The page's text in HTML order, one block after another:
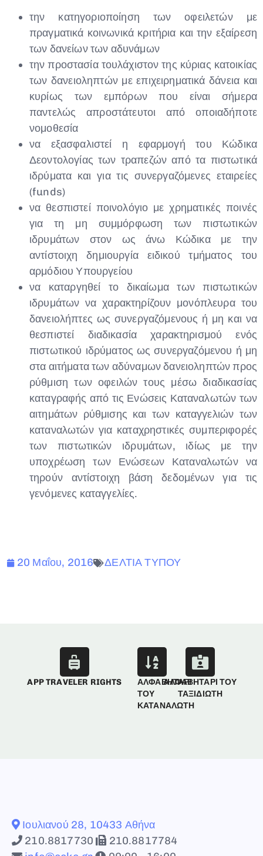
την κατηγοριοποίηση των οφειλετών με
πραγματικά κοινωνικά κριτήρια και την εξαίρεση
των δανείων των αδυνάμων
την προστασία τουλάχιστον της κύριας κατοικίας
των δανειοληπτών με επιχειρηματικά δάνεια και
κυρίως των εμπόρων που είναι σήμερα
παντελώς απροστάτευτοι από οποιαδήποτε
νομοθεσία
να εξασφαλιστεί η εφαρμογή του Κώδικα
Δεοντολογίας των τραπεζών από τα πιστωτικά
ιδρύματα και για τις συνεργαζόμενες εταιρείες
(funds)
να θεσπιστεί ποινολόγιο με χρηματικές ποινές
για τη μη συμμόρφωση των πιστωτικών
ιδρυμάτων στον ως άνω Κώδικα με την
αντίστοιχη δημιουργία ειδικού τμήματος του
αρμόδιου Υπουργείου
να καταργηθεί το δικαίωμα των πιστωτικών
ιδρυμάτων να χαρακτηρίζουν μονόπλευρα του
δανειολήπτες ως συνεργαζόμενους ή μη και να
θεσπιστεί διαδικασία χαρακτηρισμού ενός
πιστωτικού ιδρύματος ως συνεργαζόμενου ή μη
στα αιτήματα των αδύναμων δανειοληπτών προς
ρύθμιση των οφειλών τους μέσω διαδικασίας
καταγραφής από τις Ενώσεις Καταναλωτών των
αιτημάτων ρύθμισης και των καταγγελιών των
καταναλωτών για καταχρηστικές συμπεριφορές
των πιστωτικών ιδρυμάτων, ιδίως με την
υποχρέωση των Ενώσεων Καταναλωτών να
τηρούν αντίστοιχη βάση δεδομένων για τις
γενόμενες καταγγελίες.
20 Μαΐου, 2016 ΔΕΛΤΙΑ ΤΥΠΟΥ
APP TRAVELER RIGHTS
ΑΛΦΑΒΗΤΑΡΙ
ΤΟΥ
ΚΑΤΑΝΑΛΩΤΗ
ΑΛΦΑΒΗΤΑΡΙ ΤΟΥ
ΤΑΞΙΔΙΩΤΗ
Ιουλιανού 28, 10433 Αθήνα
210.8817730
210.8817784